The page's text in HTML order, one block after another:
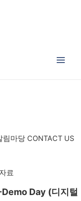
림마당 CONTACT US
료
Day (디지털